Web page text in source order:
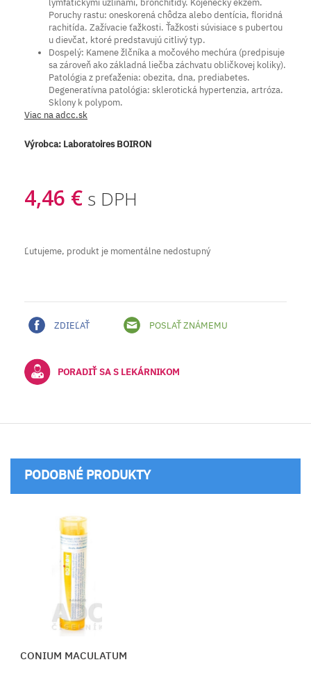
lymfatickými uzlinami, bronchitídy. Kojenecký ekzém.
Poruchy rastu: oneskorená chôdza alebo dentícia, floridná
rachitída. Zažívacie ťažkosti. Ťažkosti súvisiace s pubertou
u dievčat, ktoré predstavujú citlivý typ.
Dospelý: Kamene žlčníka a močového mechúra (predpisuje
sa zároveň ako základná liečba záchvatu obličkovej koliky).
Patológia z preťaženia: obezita, dna, prediabetes.
Degeneratívna patológia: sklerotická hypertenzia, artróza.
Sklony k polypom.
Viac na adcc.sk
Výrobca: Laboratoires BOIRON
4,46 € s DPH
Ľutujeme, produkt je momentálne nedostupný
ZDIEĽAŤ POSLAŤ ZNÁMEMU
PORADIŤ SA S LEKÁRNIKOM
PODOBNÉ PRODUKTY
CONIUM MACULATUM